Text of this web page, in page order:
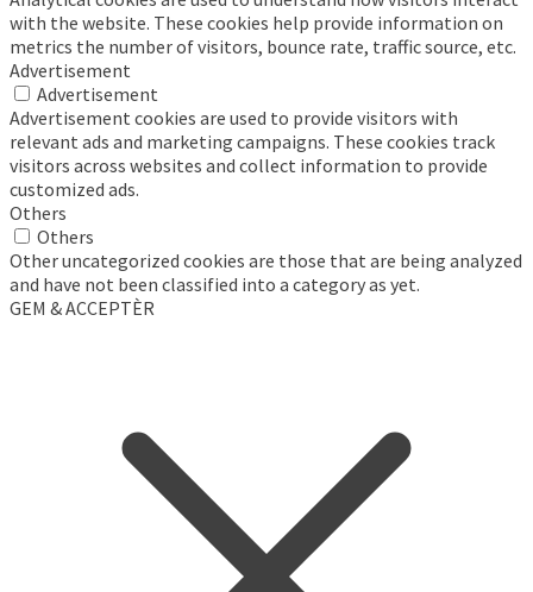
with the website. These cookies help provide information on
metrics the number of visitors, bounce rate, traffic source, etc.
Advertisement
Advertisement
Advertisement cookies are used to provide visitors with
relevant ads and marketing campaigns. These cookies track
visitors across websites and collect information to provide
customized ads.
Others
Others
Other uncategorized cookies are those that are being analyzed
and have not been classified into a category as yet.
GEM & ACCEPTÈR